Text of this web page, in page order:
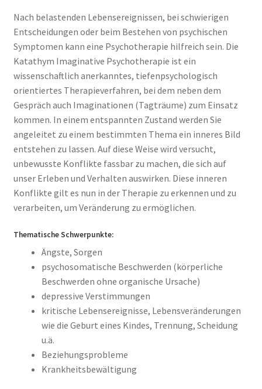
Nach belastenden Lebensereignissen, bei schwierigen
Entscheidungen oder beim Bestehen von psychischen
Symptomen kann eine Psychotherapie hilfreich sein. Die
Katathym Imaginative Psychotherapie ist ein
wissenschaftlich anerkanntes, tiefenpsychologisch
orientiertes Therapieverfahren, bei dem neben dem
Gespräch auch Imaginationen (Tagträume) zum Einsatz
kommen. In einem entspannten Zustand werden Sie
angeleitet zu einem bestimmten Thema ein inneres Bild
entstehen zu lassen. Auf diese Weise wird versucht,
unbewusste Konflikte fassbar zu machen, die sich auf
unser Erleben und Verhalten auswirken. Diese inneren
Konflikte gilt es nun in der Therapie zu erkennen und zu
verarbeiten, um Veränderung zu ermöglichen.
Thematische Schwerpunkte:
Ängste, Sorgen
psychosomatische Beschwerden (körperliche
Beschwerden ohne organische Ursache)
depressive Verstimmungen
kritische Lebensereignisse, Lebensveränderungen
wie die Geburt eines Kindes, Trennung, Scheidung
u.ä.
Beziehungsprobleme
Krankheitsbewältigung